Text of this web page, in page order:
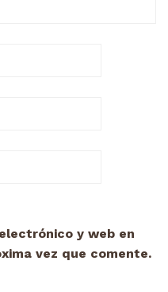
y web en
vez que comente.